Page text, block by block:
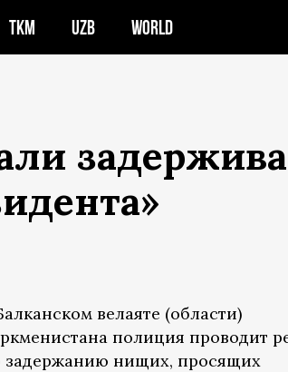
TKM UZB WORLD
велаяте (области)
полиция проводит
задержанию нищих, просящих